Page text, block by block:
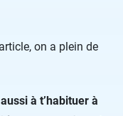
on a plein de
à t’habituer à